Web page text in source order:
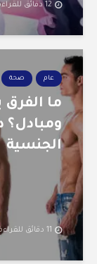
12 دقائق للقراءة
عام صحة
ما
ومبادل؟
الجنسية
11 دقائق للقراءة